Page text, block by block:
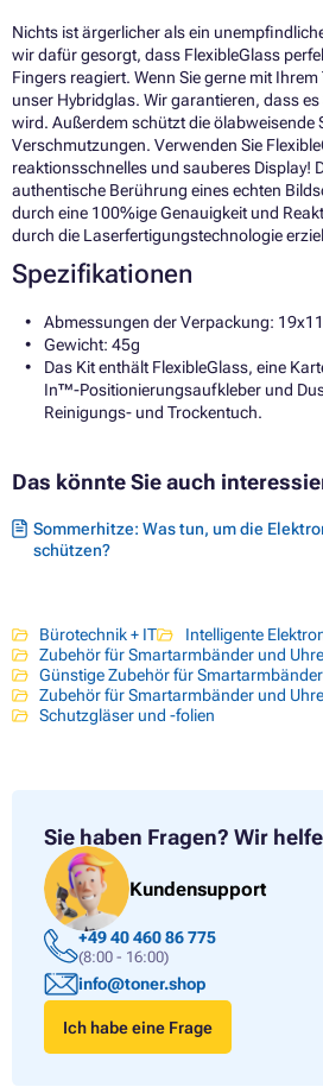
Nichts ist ärgerlicher als ein
wir dafür gesorgt, dass FlexibleGlass
Fingers reagiert. Wenn Sie gerne mit
unser Hybridglas. Wir garantieren, dass es
wird. Außerdem schützt die ölabweisende
Verschmutzungen. Verwenden Sie
reaktionsschnelles und sauberes Display!
authentische Berührung eines echten
durch eine 100%ige Genauigkeit und
durch die Laserfertigungstechnologie
Spezifikationen
Abmessungen der Verpackung:
Gewicht: 45g
Das Kit enthält FlexibleGlass, eine
In™-Positionierungsaufkleber und
Reinigungs- und Trockentuch.
Das könnte Sie auch
Sommerhitze: Was tun, um die
schützen?
Bürotechnik + IT Intelligente
Zubehör für Smartarmbänder und
Günstige Zubehör für
Zubehör für Smartarmbänder und
Schutzgläser und -folien
Sie haben Fragen? Wir
Kundensupport
+49 40 460 86 775
(8:00 - 16:00)
info@toner.shop
Ich habe eine Frage